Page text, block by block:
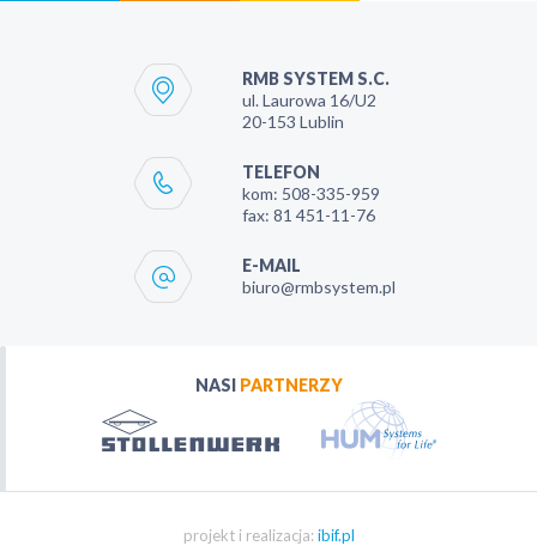
RMB SYSTEM S.C.
ul. Laurowa 16/U2
20-153 Lublin
TELEFON
kom: 508-335-959
fax: 81 451-11-76
E-MAIL
biuro@rmbsystem.pl
NASI PARTNERZY
projekt i realizacja: ibif.pl